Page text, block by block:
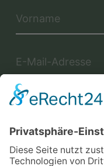
Mit der Eintragung in
Datenschutzerklärungvon